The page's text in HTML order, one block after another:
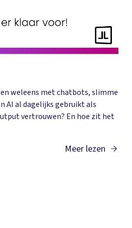
weleens met chatbots, slimme
AI al dagelijks gebruikt als
vertrouwen? En hoe zit het
Meer lezen